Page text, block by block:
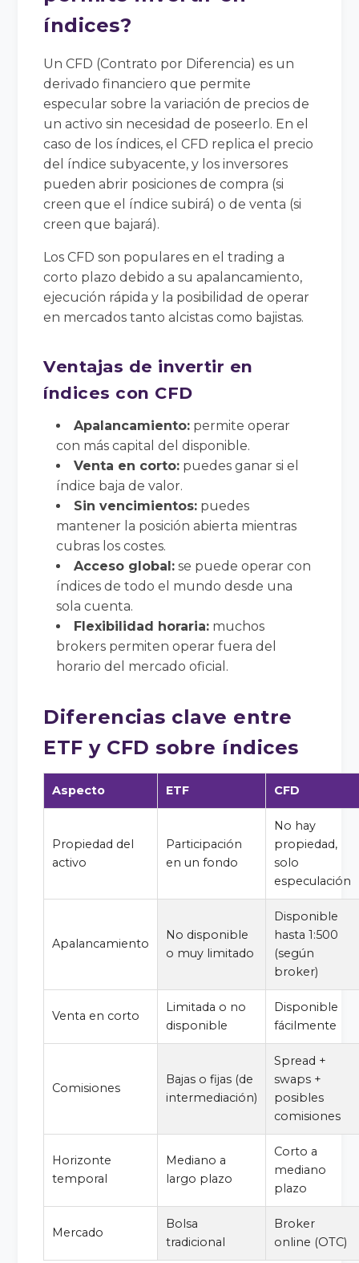
índices?
Un CFD (Contrato por Diferencia) es un
derivado financiero que permite
especular sobre la variación de precios de
un activo sin necesidad de poseerlo. En el
caso de los índices, el CFD replica el precio
del índice subyacente, y los inversores
pueden abrir posiciones de compra (si
creen que el índice subirá) o de venta (si
creen que bajará).
Los CFD son populares en el trading a
corto plazo debido a su apalancamiento,
ejecución rápida y la posibilidad de operar
en mercados tanto alcistas como bajistas.
Ventajas de invertir en
índices con CFD
Apalancamiento: permite operar
con más capital del disponible.
Venta en corto: puedes ganar si el
índice baja de valor.
Sin vencimientos: puedes
mantener la posición abierta mientras
cubras los costes.
Acceso global: se puede operar con
índices de todo el mundo desde una
sola cuenta.
Flexibilidad horaria: muchos
brokers permiten operar fuera del
horario del mercado oficial.
Diferencias clave entre
ETF y CFD sobre índices
Aspecto ETF CFD
Propiedad del
activo
Participación
en un fondo
No hay
propiedad,
solo
especulación
Apalancamiento
No disponible
o muy limitado
Disponible
hasta 1:500
(según
broker)
Venta en corto
Limitada o no
disponible
Disponible
fácilmente
Comisiones
Bajas o fijas (de
intermediación)
Spread +
swaps +
posibles
comisiones
Horizonte
temporal
Mediano a
largo plazo
Corto a
mediano
plazo
Mercado
Bolsa
tradicional
Broker
online (OTC)